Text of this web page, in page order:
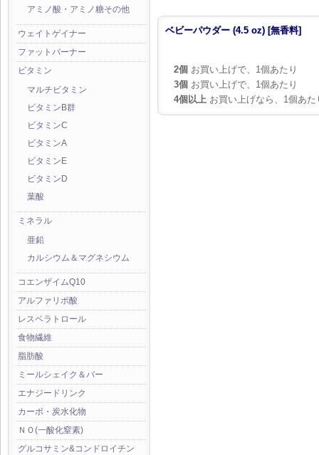
アミノ酸・アミノ糖その他
ウェイトゲイナー
ファットバーナー
ビタミン
マルチビタミン
ビタミンB群
ビタミンC
ビタミンA
ビタミンE
ビタミンD
葉酸
ミネラル
亜鉛
カルシウム＆マグネシウム
コエンザイムQ10
アルファリポ酸
レスベラトロール
食物繊維
脂肪酸
ミールシェイク＆バー
エナジードリンク
カーボ・炭水化物
ＮＯ(一酸化窒素)
グルコサミン&コンドロイチン
ベビーパウダー (4.5 oz) [無香料]
2個 お買い上げで、1個あたり
3個 お買い上げで、1個あたり
4個以上 お買い上げなら、1個あた